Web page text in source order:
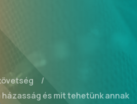
és mit tehetünk annak